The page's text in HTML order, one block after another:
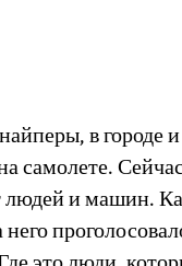
в городе
самолете.
и машин.